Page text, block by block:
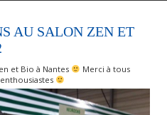
AU SALON ZEN ET
et Bio à Nantes
Merci à tous